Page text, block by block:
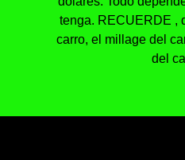
tenga. RECUERDE ,
carro, el millage del
del